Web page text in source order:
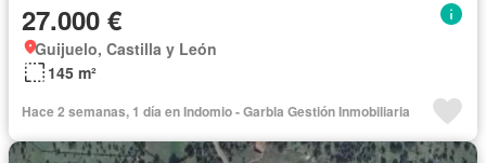
27.000 €
Guijuelo, Castilla y León
145 m²
Hace 2 semanas, 1 día en Indomio - Garbla Gestión Inmobiliaria